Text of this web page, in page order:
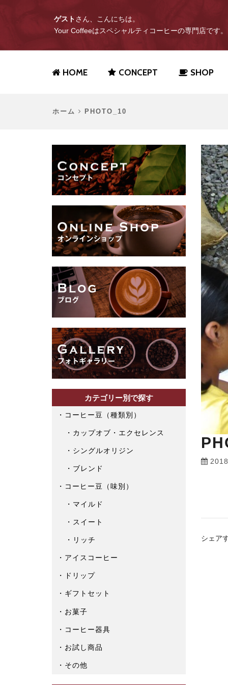
ゲストさん、こんにちは。
Your Coffeeはスペシャルティコーヒーの専門店です。
HOME CONCEPT SHOP
ホーム PHOTO_10
シェア
カテゴリー別で探す
コーヒー豆（種類別）
カップオブ・エクセレンス
シングルオリジン
ブレンド
コーヒー豆（味別）
マイルド
スイート
リッチ
アイスコーヒー
ドリップ
ギフトセット
お菓子
コーヒー器具
お試し商品
その他